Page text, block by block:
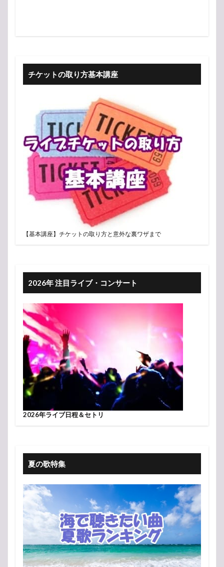
チケットの取り方基本講座
【基本講座】チケットの取り方と意外な裏ワザまで
2026年 注目ライブ・コンサート
2026年ライブ日程＆セトリ
夏の歌特集